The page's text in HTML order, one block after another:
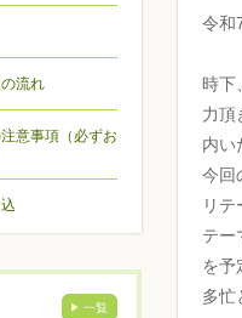
令和
時下
力頂
内い
今回
リ
テー
を予
多忙
流れ
意事項（必ずお
一覧